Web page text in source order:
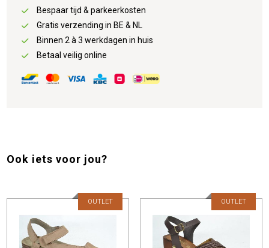
Bespaar tijd & parkeerkosten
Gratis verzending in BE & NL
Binnen 2 à 3 werkdagen in huis
Betaal veilig online
Ook iets voor jou?
OUTLET OUTLET